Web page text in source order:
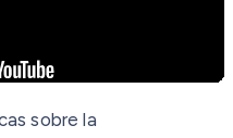
sobre la